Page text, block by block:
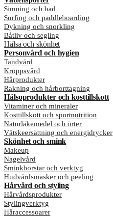
Simning och bad
Surfing och paddleboarding
Dykning och snorkling
Båtliv och segling
Hälsa och skönhet
Personvård och hygien
Tandvård
Kroppsvård
Hårprodukter
Rakning och hårborttagning
Hälsoprodukter och kosttillskott
Vitaminer och mineraler
Kosttillskott och sportnutrition
Naturläkemedel och örter
Vätskeersättning och energidrycker
Skönhet och smink
Makeup
Nagelvård
Sminkborstar och verktyg
Hudvårdsmasker och peeling
Hårvård och styling
Hårvårdsprodukter
Stylingverktyg
Håraccessoarer